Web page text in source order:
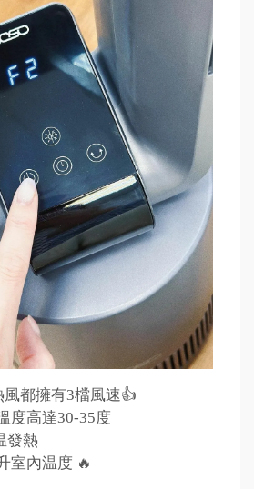
風都擁有3檔風速👍
度高達30-35度
發熱
室內温度 🔥